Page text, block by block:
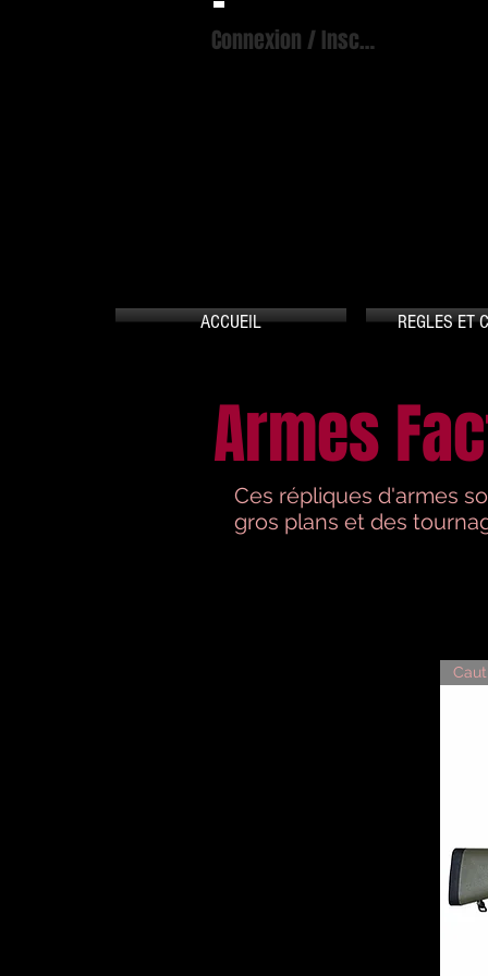
Connexion / Inscription
ACCUEIL REGLES ET
Armes
Ces répliques d'armes
gros plans et des